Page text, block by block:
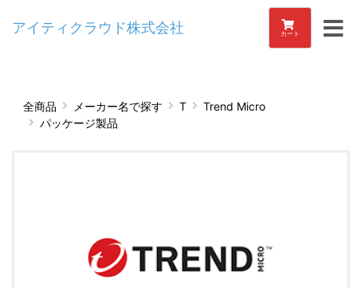
アイティクラウド株式会社 カート
全商品 メーカー名で探す T
Trend Micro
パッケージ製品